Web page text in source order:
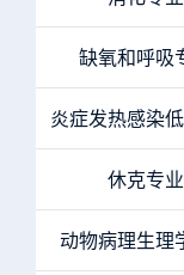
缺氧和呼吸
炎症发热感染
休克专
动物病理生理